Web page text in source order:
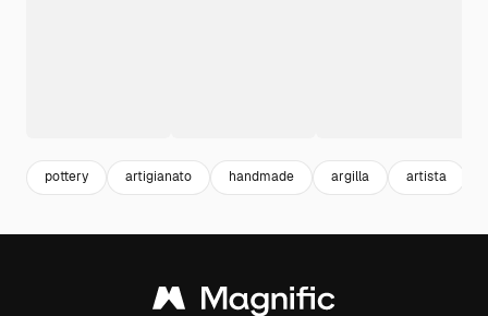
pottery artigianato handmade argilla artista